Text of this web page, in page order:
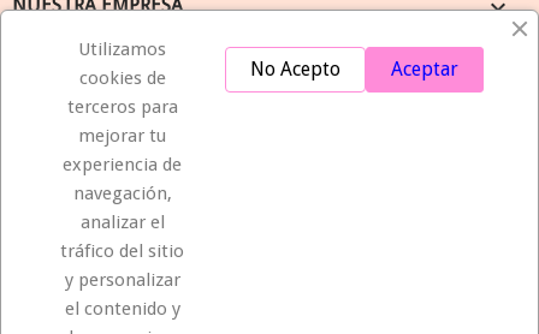
NUESTRA EMPRESA 
SU CUENTA
INFORMACIÓN
Compromiso de entrega
Seguridad
Utilizamos
cookies de
terceros para
mejorar tu
experiencia de
navegación,
analizar el
tráfico del sitio
y personalizar
el contenido y
Aceptar
No Acepto